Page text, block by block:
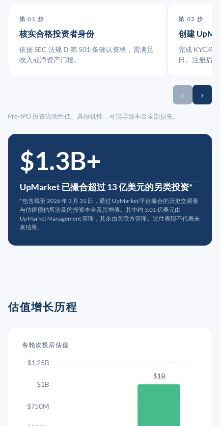
第 01 步
核实合格投资者身份
依据 SEC 法规 D 第 501 条确认资格，需满足
收入或净资产门槛。
第 02 步
创建
完成 KYC/
日。注册后
‹ ›
Pre-IPO 投资流动性低、具投机性，可能导致本金全部损失。
$1.3B+
UpMarket 已撮合超过 13 亿美元的另类投资*
*包含截至 2026 年 3 月 31 日，通过 UpMarket 平台撮合的历史交易量
与估值预估所涉及的投资本金及其增值。其中约 3.01 亿美元由
UpMarket Management 管理，其余由关联方管理。过往表现不代表未
来结果。
估值增长历程
各轮次投后估值
$1B
$750M
$1B
$1.25B